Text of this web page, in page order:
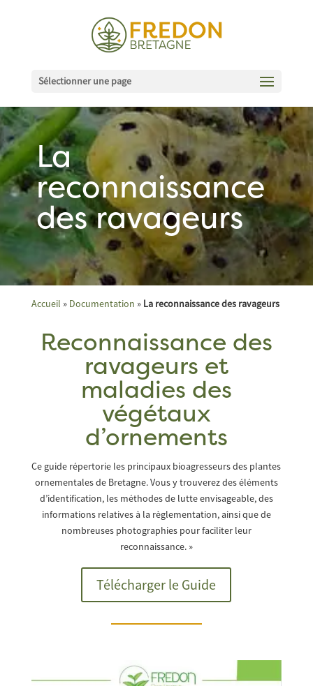
Sélectionner une page
La
reconnaissance
des ravageurs
Accueil » Documentation » La reconnaissance des ravageurs
Reconnaissance des
ravageurs et
maladies des
végétaux
d’ornements
Ce guide répertorie les principaux bioagresseurs des plantes
ornementales de Bretagne. Vous y trouverez des éléments
d’identification, les méthodes de lutte envisageable, des
informations relatives à la règlementation, ainsi que de
nombreuses photographies pour faciliter leur
reconnaissance. »
Télécharger le Guide